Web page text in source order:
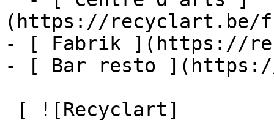
(https://recyclart.be/
- [ Fabrik ](https://
- [ Bar resto